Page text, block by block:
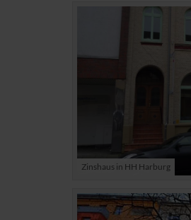
Zinshaus in HH Harburg